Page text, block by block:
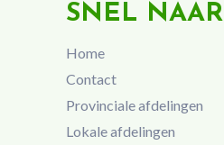
SNEL NAAR
Home
Contact
Provinciale afdelingen
Lokale afdelingen